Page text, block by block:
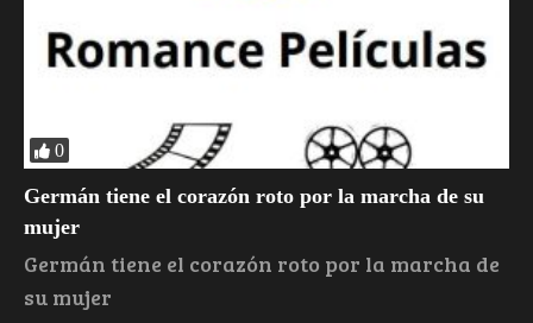
0
Germán tiene el corazón roto por la marcha de su
mujer
Germán tiene el corazón roto por la marcha de
su mujer